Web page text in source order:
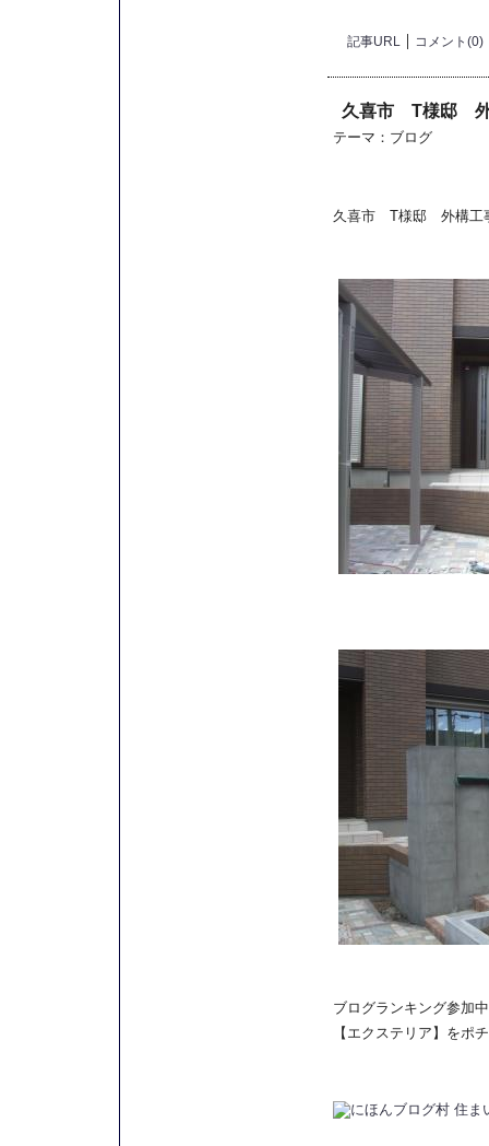
記事URL コメント(0)
久喜市 T様邸
テーマ： ブログ
久喜市 T様邸 外構工
ブログランキング参加中
【エクステリア】をポ